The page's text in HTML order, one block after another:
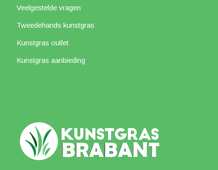
Veelgestelde vragen
Tweedehands kunstgras
Kunstgras outlet
Kunstgras aanbieding